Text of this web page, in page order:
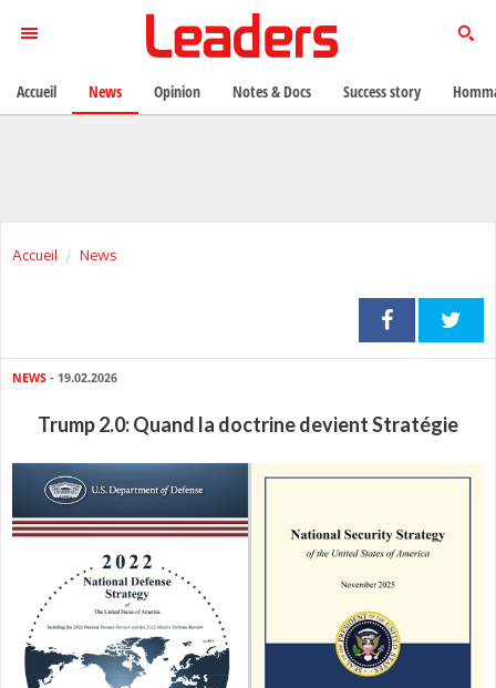
Accueil News
NEWS - 19.02.2026
Trump 2.0: Quand la doctrine devient Stratégie
Accueil News Opinion Notes & Docs Success story